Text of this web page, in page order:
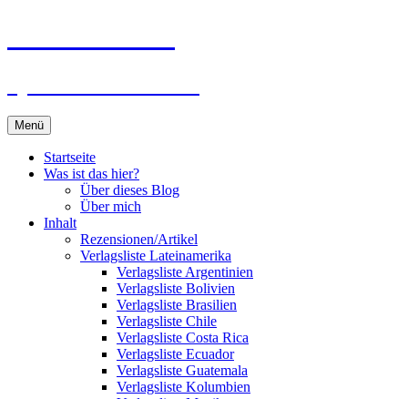
Menü
Startseite
Was ist das hier?
Über dieses Blog
Über mich
Inhalt
Rezensionen/Artikel
Verlagsliste Lateinamerika
Verlagsliste Argentinien
Verlagsliste Bolivien
Verlagsliste Brasilien
Verlagsliste Chile
Verlagsliste Costa Rica
Verlagsliste Ecuador
Verlagsliste Guatemala
Verlagsliste Kolumbien